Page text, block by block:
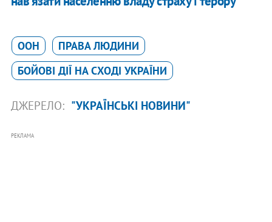
ООН
ПРАВА ЛЮДИНИ
БОЙОВІ ДІЇ НА СХОДІ УКРАЇНИ
ДЖЕРЕЛО: "УКРАЇНСЬКІ НОВИНИ"
РЕКЛАМА